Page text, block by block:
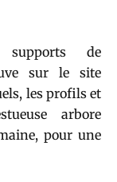
supports de
sur le site
les profils et
arbore
pour une